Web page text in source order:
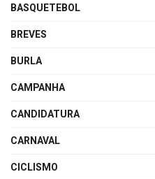
BASQUETEBOL
BREVES
BURLA
CAMPANHA
CANDIDATURA
CARNAVAL
CICLISMO